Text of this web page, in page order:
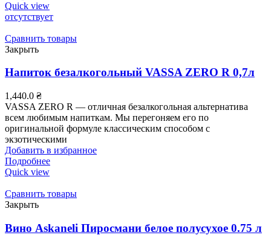
Quick view
отсутствует
Сравнить товары
Закрыть
Напиток безалкогольный VASSA ZERO R 0,7л
1,440.0 ₴
VASSA ZERO R — отличная безалкогольная альтернатива
всем любимым напиткам. Мы перегоняем его по
оригинальной формуле классическим способом с
экзотическими
Добавить в избранное
Подробнее
Quick view
Сравнить товары
Закрыть
Вино Askaneli Пиросмани белое полусухое 0.75 л